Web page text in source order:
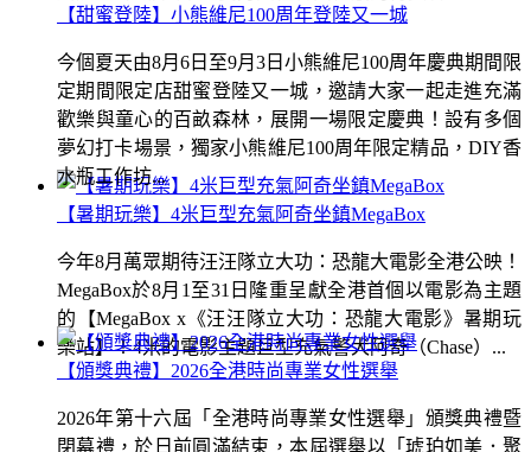
【暑期玩樂】4米巨型充氣阿奇坐鎮MegaBox
今年8月萬眾期待汪汪隊立大功：恐龍大電影全港公映！
MegaBox於8月1至31日隆重呈獻全港首個以電影為主題
的【MegaBox x《汪汪隊立大功：恐龍大電影》暑期玩
樂站】！4米的電影主題巨型充氣警犬阿奇（Chase）...
【甜蜜登陸】小熊維尼100周年登陸又一城
今個夏天由8月6日至9月3日小熊維尼100周年慶典期間限
定期間限定店甜蜜登陸又一城，邀請大家一起走進充滿
歡樂與童心的百畝森林，展開一場限定慶典！設有多個
夢幻打卡場景，獨家小熊維尼100周年限定精品，DIY香
水瓶工作坊...
【頒獎典禮】2026全港時尚專業女性選舉
2026年第十六屆「全港時尚專業女性選舉」頒獎典禮暨
閉幕禮，於日前圓滿結束，本屆選舉以「琥珀如美．聚